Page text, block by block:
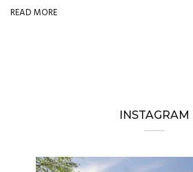
READ MORE
INSTAGRAM